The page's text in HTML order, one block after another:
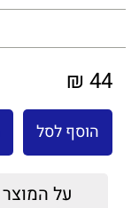
44 ₪
הוסף לסל
על המוצר